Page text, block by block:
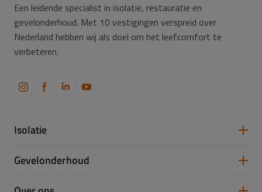
Een leidende specialist in isolatie, restauratie en
gevelonderhoud. Met 10 vestigingen verspreid over
Nederland hebben wij als doel om het leefcomfort te
verbeteren.
Isolatie
Vloerisolatie
Gevelonderhoud